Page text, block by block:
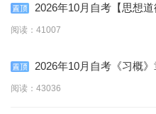
码:00156）
政府与事业单位会计 企
2026年10月自考【思想
阅读：41007
2026年10月自考《习概
阅读：43036